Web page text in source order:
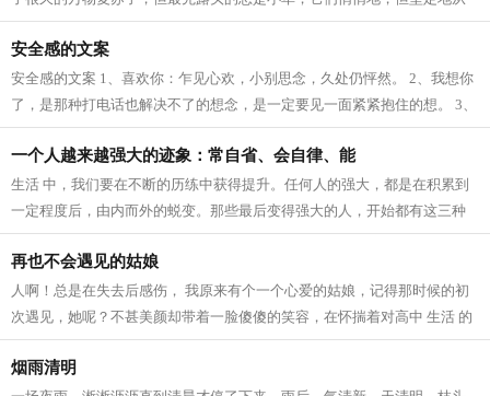
土里钻出来，为山野铺上一层绿色，充...
安全感的文案
安全感的文案 1、喜欢你：乍见心欢，小别思念，久处仍怦然。 2、我想你
了，是那种打电话也解决不了的想念，是一定要见一面紧紧抱住的想。 3、
我爱这个世界上的三件事：太阳，月...
一个人越来越强大的迹象：常自省、会自律、能
生活 中，我们要在不断的历练中获得提升。任何人的强大，都是在积累到
一定程度后，由内而外的蜕变。那些最后变得强大的人，开始都有这三种
迹象。 常自省 人生 路上，每个人的境...
再也不会遇见的姑娘
人啊！总是在失去后感伤， 我原来有个一个心爱的姑娘，记得那时候的初
次遇见，她呢？不甚美颜却带着一脸傻傻的笑容，在怀揣着对高中 生活 的
向往，在人群中拥挤寻找着我的老师...
烟雨清明